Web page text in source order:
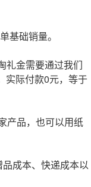
基础销量。
礼金需要通过我们
实际付款0元，等于
产品，也可以用纸
成本、快递成本以